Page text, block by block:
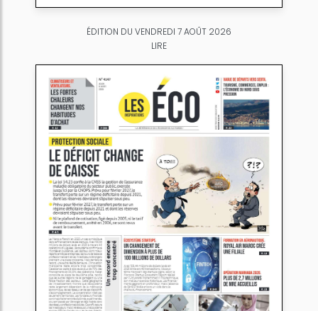
ÉDITION DU VENDREDI 7 AOÛT 2026
LIRE